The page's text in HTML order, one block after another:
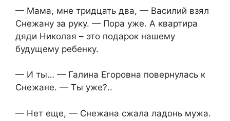
— Мама, мне тридцать два, — Василий взял
Снежану за руку. — Пора уже. А квартира
дяди Николая – это подарок нашему
будущему ребенку.
— И ты… — Галина Егоровна повернулась к
Снежане. — Ты уже?..
— Нет еще, — Снежана сжала ладонь мужа.